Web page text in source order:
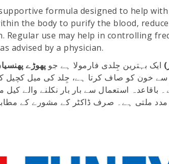
formula designed to help with
the body to purify the blood,
Regular use may help in controlling
advised by a physician.
ایک بہترین جِلدی فارمولا ہے جو پھوڑے
سے خون کو صاف کرتا ہے، جِلد کی میل
باقاعدہ استعمال سے بار بار نکلنے والے
مدد ملتی ہے۔ صرف ڈاکٹر کے مشورے کے